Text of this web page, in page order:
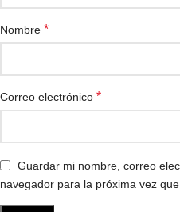
Nombre *
Correo electrónico *
Guardar mi nombre, correo
navegador para la próxima vez